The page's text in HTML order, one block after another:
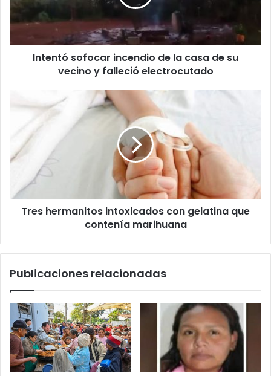
Intentó sofocar incendio de la casa de su
vecino y falleció electrocutado
Tres hermanitos intoxicados con gelatina que
contenía marihuana
Publicaciones relacionadas